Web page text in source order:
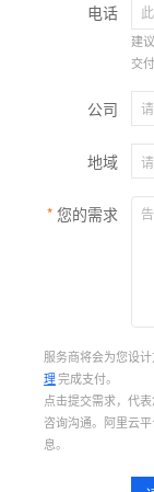
电话
建
交
公司
地域
您的需求
服务商将会为您设
理完成支付。
点击提交需求，代
咨询沟通。阿里云
息。